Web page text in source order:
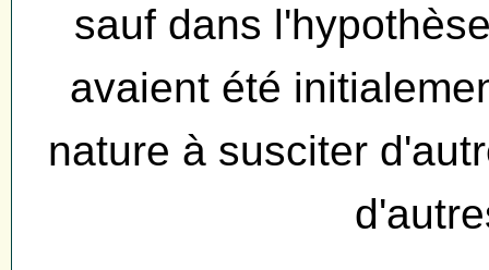
sauf dans
avaient été
nature à susciter